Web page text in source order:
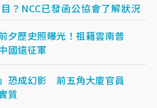
？NCC已發函公協會了解狀況
夕歷史照曝光！祖籍雲南普
國遠征軍
恐成幻影 前五角大廈官員
質